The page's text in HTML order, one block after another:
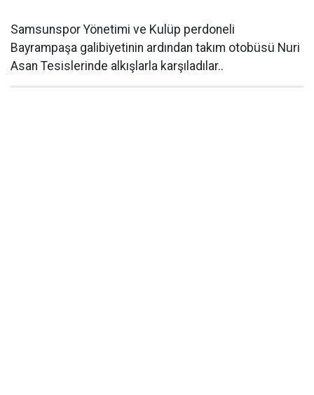
Samsunspor Yönetimi ve Kulüp perdoneli
Bayrampaşa galibiyetinin ardından takım otobüsü Nuri
Asan Tesislerinde alkışlarla karşıladılar..